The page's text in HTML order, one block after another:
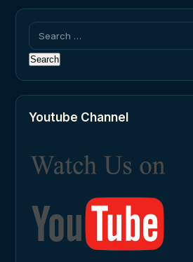
Search
for:
Youtube Channel